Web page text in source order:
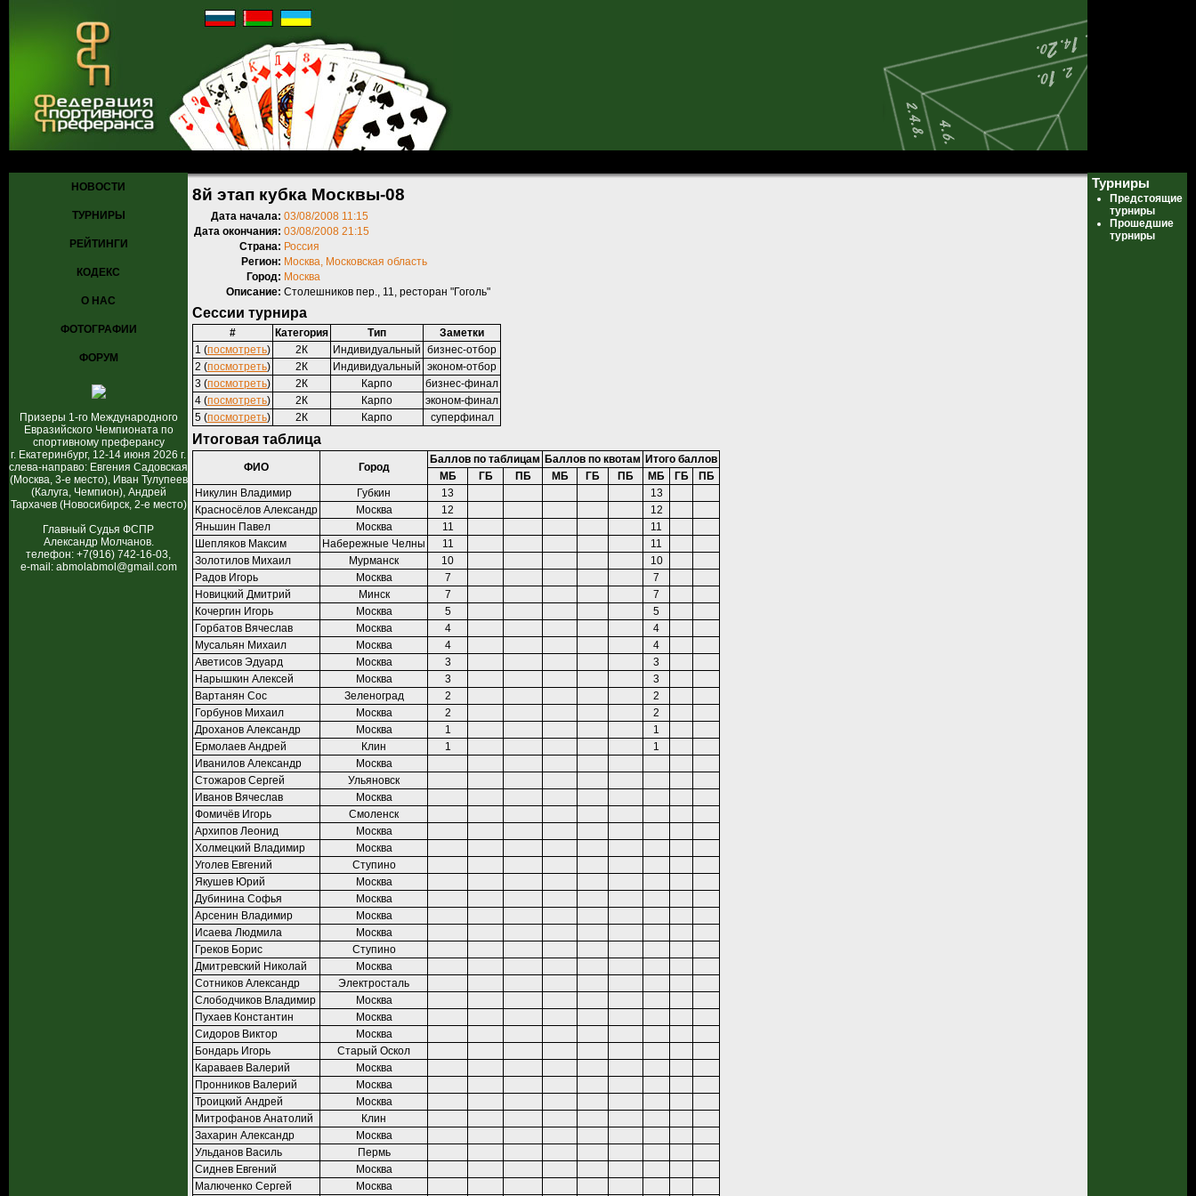
НОВОСТИ
ТУРНИРЫ
РЕЙТИНГИ
КОДЕКС
О НАС
ФОТОГРАФИИ
ФОРУМ
Призеры 1-го Международного
Евразийского Чемпионата по
спортивному преферансу
г. Екатеринбург, 12-14 июня 2026 г.
слева-направо: Евгения Садовская
(Москва, 3-е место), Иван Тулупеев
(Калуга, Чемпион), Андрей
Тархачев (Новосибирск, 2-е место)
Главный Судья ФСПР
Александр Молчанов.
телефон: +7(916) 742-16-03,
e-mail: abmolabmol@gmail.com
8й этап кубка Москвы-08
Дата начала: 03/08/2008 11:15
Дата окончания: 03/08/2008 21:15
Страна: Россия
Регион: Москва, Московская область
Город: Москва
Описание: Столешников пер., 11, ресторан "Гоголь"
Сессии турнира
# Категория Тип
Заметки
1 (посмотреть) 2К Индивидуальный бизнес-отбор
2 (посмотреть) 2К Индивидуальный эконом-отбор
3 (посмотреть) 2К Карпо
бизнес-финал
4 (посмотреть) 2К Карпо
эконом-финал
5 (посмотреть) 2К Карпо суперфинал
Итоговая таблица
ФИО Город
Баллов по таблицам Баллов по квотам Итого баллов
МБ
ГБ ПБ МБ ГБ ПБ МБ ГБ
ПБ
Никулин Владимир
Губкин 13
13
Красносёлов Александр
Москва 12
12
Яньшин Павел
Москва 11
11
Шепляков Максим
Набережные Челны 11
11
Золотилов Михаил
Мурманск 10
10
Радов Игорь
Москва 7
7
Новицкий Дмитрий
Минск 7
7
Кочергин Игорь
Москва 5
5
Горбатов Вячеслав
Москва 4
4
Мусальян Михаил
Москва 4
4
Аветисов Эдуард
Москва 3
3
Нарышкин Алексей
Москва 3
3
Вартанян Сос
Зеленоград 2
2
Горбунов Михаил
Москва 2
2
Дроханов Александр
Москва 1
1
Ермолаев Андрей
Клин 1
1
Иванилов Александр
Москва
Стожаров Сергей
Ульяновск
Иванов Вячеслав
Москва
Фомичёв Игорь
Смоленск
Архипов Леонид
Москва
Холмецкий Владимир
Москва
Уголев Евгений
Ступино
Якушев Юрий
Москва
Дубинина Софья
Москва
Арсенин Владимир
Москва
Исаева Людмила
Москва
Греков Борис
Ступино
Дмитревский Николай
Москва
Сотников Александр
Электросталь
Слободчиков Владимир
Москва
Пухаев Константин
Москва
Сидоров Виктор
Москва
Бондарь Игорь
Старый Оскол
Караваев Валерий
Москва
Пронников Валерий
Москва
Троицкий Андрей
Москва
Митрофанов Анатолий
Клин
Захарин Александр
Москва
Ульданов Василь
Пермь
Сиднев Евгений
Москва
Малюченко Сергей
Москва
Турниры
Предстоящие
турниры
Прошедшие
турниры